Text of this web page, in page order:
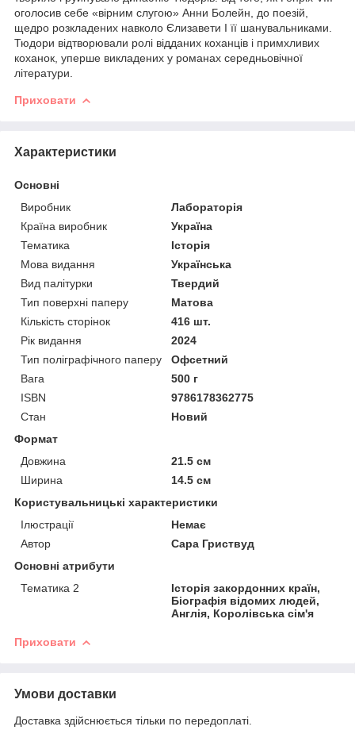
оголосив себе «вірним слугою» Анни Болейн, до поезій,
щедро розкладених навколо Єлизавети I її шанувальниками.
Тюдори відтворювали ролі відданих коханців і примхливих
коханок, уперше викладених у романах середньовічної
літератури.
Приховати
Характеристики
Основні
Виробник
Лабораторія
Країна виробник
Україна
Тематика
Історія
Мова видання
Українська
Вид палітурки
Твердий
Тип поверхні паперу
Матова
Кількість сторінок
416 шт.
Рік видання
2024
Тип поліграфічного паперу
Офсетний
Вага
500 г
ISBN
9786178362775
Стан
Новий
Формат
Довжина
21.5 см
Ширина
14.5 см
Користувальницькі характеристики
Ілюстрації
Немає
Автор
Сара Гриствуд
Основні атрибути
Тематика 2
Історія закордонних країн,
Біографія відомих людей,
Англія, Королівська сім'я
Приховати
Умови доставки
Доставка здійснюється тільки по передоплаті.